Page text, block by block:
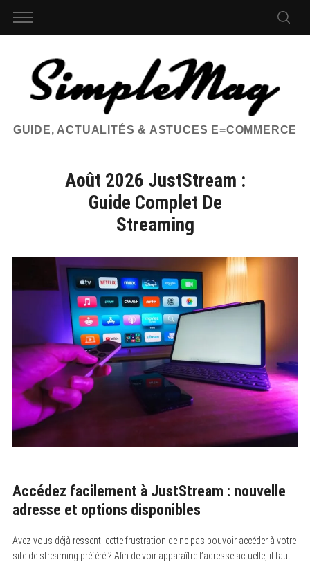
GUIDE, ACTUALITÉS & ASTUCES E=COMMERCE
Août 2026 JustStream :
Guide Complet De
Streaming
Accédez facilement à JustStream : nouvelle
adresse et options disponibles
Avez-vous déjà ressenti cette frustration de ne pas pouvoir accéder à votre
site de streaming préféré ? Afin de voir apparaître l’adresse actuelle, il faut